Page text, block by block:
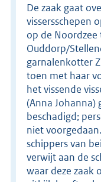
De zaak gaat
vissersschepen
op de
Ouddorp/
garnalenkotter
toen met haar
het vissende
(Anna Johanna)
beschadigd;
niet
schippers van
verwijt aan de
waar deze zaak